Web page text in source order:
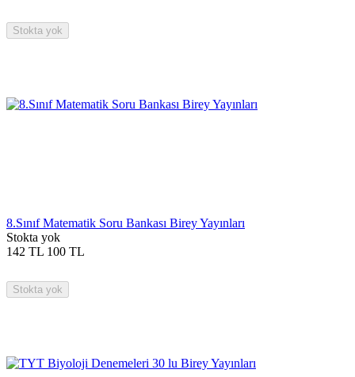
Stokta yok
8.Sınıf Matematik Soru Bankası Birey Yayınları
Stokta yok
142 TL 100 TL
Stokta yok